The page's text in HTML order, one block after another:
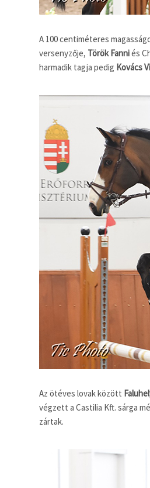
A 100 centiméteres
versenyzője, Török Fanniés
harmadik tagja pedig Kovács
Az ötéves lovak között
végzett a Castilia Kft. sárga
zártak.